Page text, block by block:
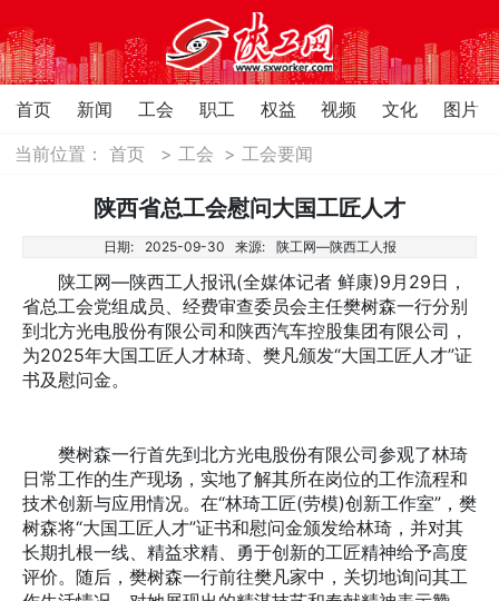
首页 新闻 工会 职工 权益 视频 文化
图片
当前位置：首页 > 工会 > 工会要闻
陕西省总工会慰问大国工匠人才
日期: 2025-09-30 来源: 陕工网—陕西工人报
陕工网—陕西工人报讯(全媒体记者 鲜康)9月29日，
省总工会党组成员、经费审查委员会主任樊树森一行分别
到北方光电股份有限公司和陕西汽车控股集团有限公司，
为2025年大国工匠人才林琦、樊凡颁发“大国工匠人才”证
书及慰问金。
樊树森一行首先到北方光电股份有限公司参观了林琦
日常工作的生产现场，实地了解其所在岗位的工作流程和
技术创新与应用情况。在“林琦工匠(劳模)创新工作室”，樊
树森将“大国工匠人才”证书和慰问金颁发给林琦，并对其
长期扎根一线、精益求精、勇于创新的工匠精神给予高度
评价。随后，樊树森一行前往樊凡家中，关切地询问其工